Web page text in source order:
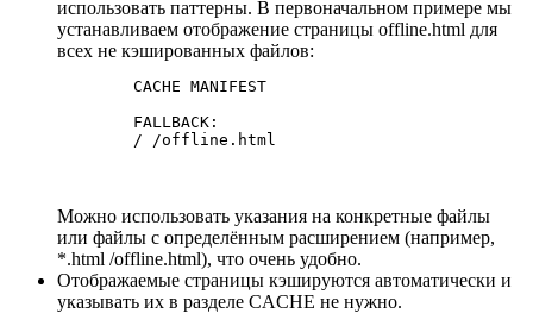
использовать паттерны. В первоначальном примере мы
устанавливаем отображение страницы offline.html для
всех не кэшированных файлов:
Можно использовать указания на конкретные файлы
или файлы с определённым расширением (например,
*.html /offline.html), что очень удобно.
Отображаемые страницы кэшируются автоматически и
указывать их в разделе CACHE не нужно.